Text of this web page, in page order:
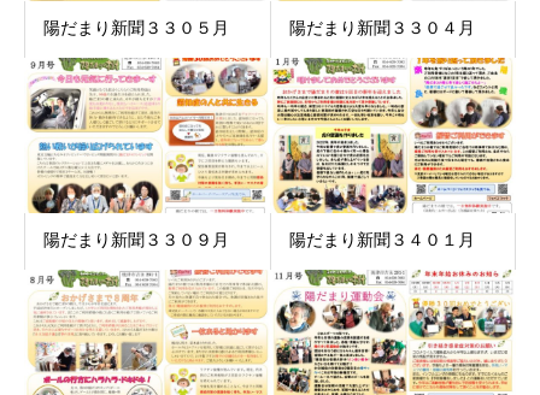
陽だまり新聞３３０５月 陽だまり新聞３３０４月
陽だまり新聞３３０９月 陽だまり新聞３４０１月